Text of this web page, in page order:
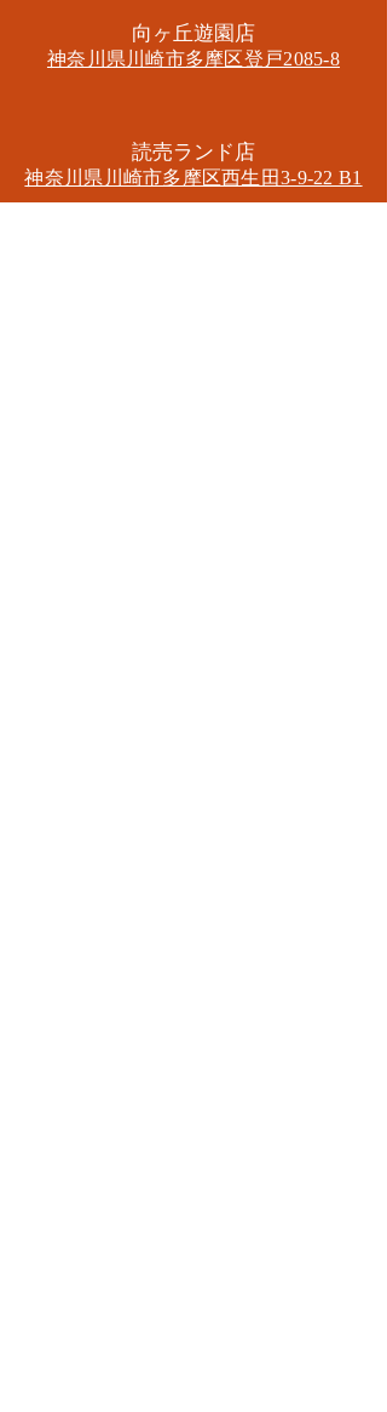
​向ヶ丘遊園店
神奈川県川崎市多摩区​登戸2085-8
​読売ランド店
神奈川県川崎市多摩区​西生田3-9-22 B1